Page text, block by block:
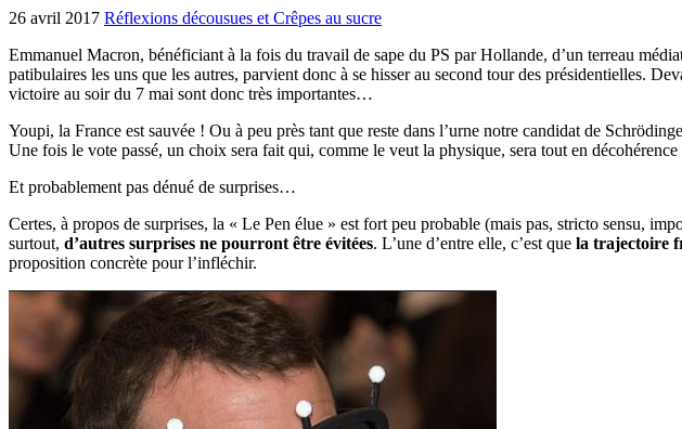
26 avril 2017 Réflexions décousues et Crêpes au sucre
Emmanuel Macron, bénéficiant à la fois du travail de sape du PS par Hollande, d’un terreau
patibulaires les uns que les autres, parvient donc à se hisser au second tour des présidentielles.
victoire au soir du 7 mai sont donc très importantes…
Youpi, la France est sauvée ! Ou à peu près tant que reste dans l’urne notre candidat de
Une fois le vote passé, un choix sera fait qui, comme le veut la physique, sera tout en décohérence
Et probablement pas dénué de surprises…
Certes, à propos de surprises, la « Le Pen élue » est fort peu probable (mais pas, stricto sensu,
surtout, d’autres surprises ne pourront être évitées. L’une d’entre elle, c’est que la trajectoire
proposition concrète pour l’infléchir.